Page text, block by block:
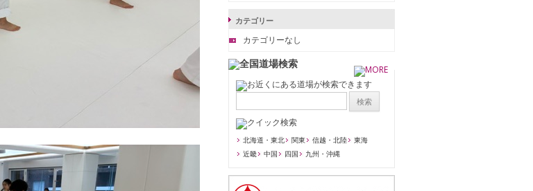
カテゴリー
カテゴリーなし
北海道・東北 関東 信越・北陸
東海
近畿
中国 四国 九州・沖縄